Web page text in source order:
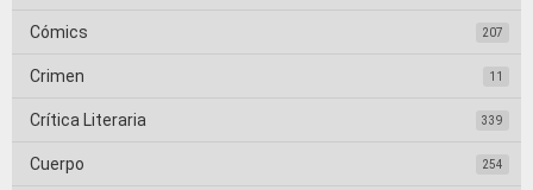
Cómics 207
Crimen 11
Crítica Literaria 339
Cuerpo 254